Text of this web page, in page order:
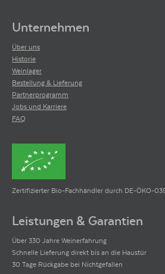
Unternehmen
Über uns
Historie
Weinlager
Bestellung & Lieferung
Partnerprogramm
Jobs und Karriere
FAQ
Zertifizierter Bio-Fachhändler durch DE-ÖKO-
Leistungen & Garantien
Über 330 Jahre Weinerfahrung
Schnelle Lieferung direkt bis an die Haustür
30 Tage Rückgabe bei Nichtgefallen